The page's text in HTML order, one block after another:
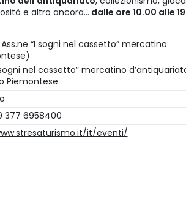
e altro ancora... dalle ore 10.00 alle
“I sogni nel cassetto” mercatino
nel cassetto” mercatino
Piemontese
377 6958400
it/eventi/